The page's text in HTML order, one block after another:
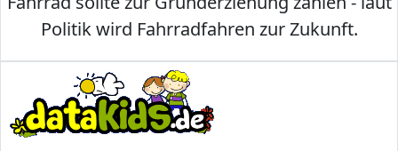
Politik wird Fahrradfahren zur Zukunft.